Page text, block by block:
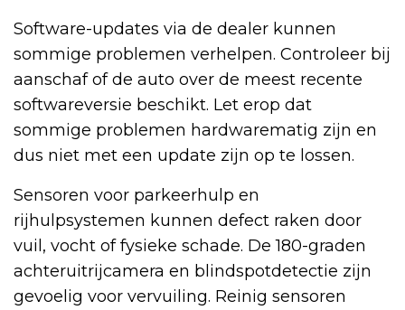
Software-updates via de dealer kunnen
sommige problemen verhelpen. Controleer bij
aanschaf of de auto over de meest recente
softwareversie beschikt. Let erop dat
sommige problemen hardwarematig zijn en
dus niet met een update zijn op te lossen.
Sensoren voor parkeerhulp en
rijhulpsystemen kunnen defect raken door
vuil, vocht of fysieke schade. De 180-graden
achteruitrijcamera en blindspotdetectie zijn
gevoelig voor vervuiling. Reinig sensoren